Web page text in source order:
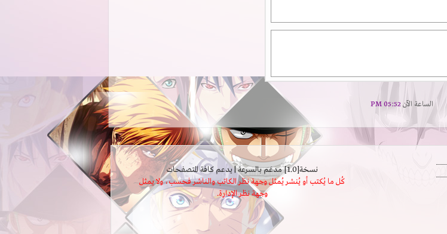
الساعة الآن05:52 PM
نسخة[1.0] مدعَم بالسرعة | يدعم كافة المتصفحات
كُل ما يُكتب أو يُنشر يُمثل وجهة نظر الكاتب والناشر فحسب، ولا يمثل
وجهة نظر الإدارة.